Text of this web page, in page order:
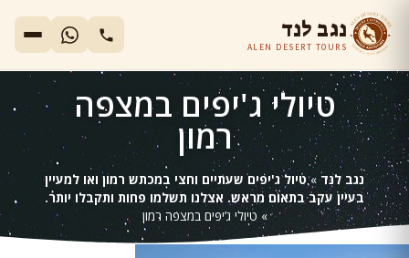
נגב לנד
ALEN DESERT TOURS
טיולי ג'יפים במצפה
רמון
נגב לנד »טיול ג'יפים שעתיים וחצי במכתש רמון ואו למעיין
בעיין עקב בתאום מראש. אצלנו תשלמו פחות ותקבלו יותר.
» טיולי ג’יפים במצפה רמון